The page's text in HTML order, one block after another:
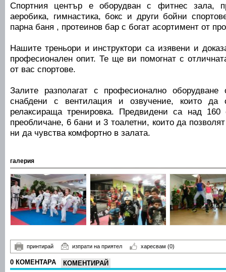
Спортния център е оборудван с фитнес зала,
аеробика, гимнастика, бокс и други бойни
парна баня , протеинов бар с богат асортимент от
Нашите треньори и инструктори са изявени и
професионален опит. Те ще ви помогнат с
от вас спортове.
Залите разполагат с професионално
снабдени с вентилация и озвучение, които да
релаксираща тренировка. Предвидени са над 160
преобличане, 6 бани и 3 тоалетни, които да
ни да чувства комфортно в залата.
галерия
принтирай изпрати на приятел харесвам (0)
0 КОМЕНТАРА КОМЕНТИРАЙ